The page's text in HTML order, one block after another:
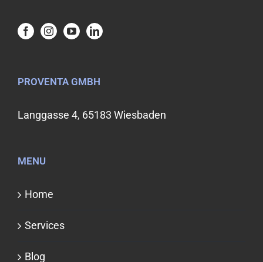
PROVENTA GMBH
Langgasse 4, 65183 Wiesbaden
MENU
Home
Services
Blog